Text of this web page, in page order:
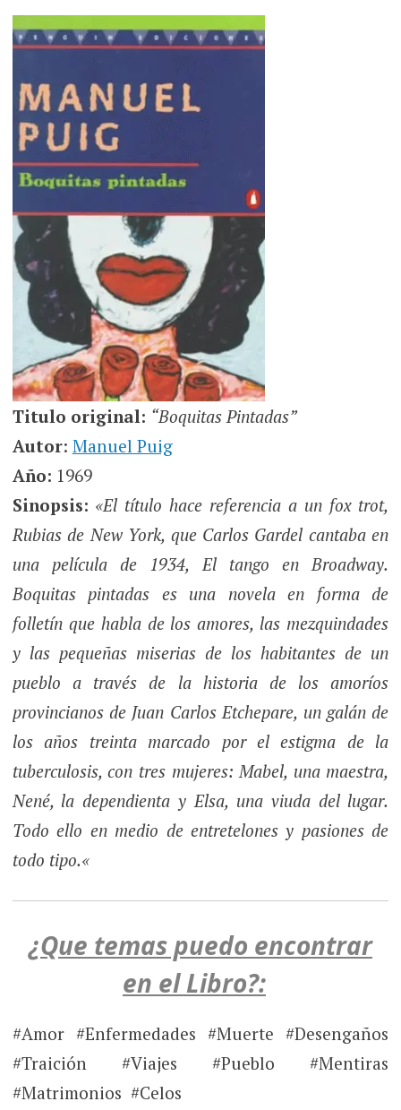
Titulo original: “Boquitas Pintadas”
Autor: Manuel Puig
Año: 1969
Sinopsis: «El título hace referencia a un fox trot,
Rubias de New York, que Carlos Gardel cantaba en
una película de 1934, El tango en Broadway.
Boquitas pintadas es una novela en forma de
folletín que habla de los amores, las mezquindades
y las pequeñas miserias de los habitantes de un
pueblo a través de la historia de los amoríos
provincianos de Juan Carlos Etchepare, un galán de
los años treinta marcado por el estigma de la
tuberculosis, con tres mujeres: Mabel, una maestra,
Nené, la dependienta y Elsa, una viuda del lugar.
Todo ello en medio de entretelones y pasiones de
todo tipo.«
¿Que temas puedo encontrar
en el Libro?:
#Amor #Enfermedades #Muerte #Desengaños
#Traición #Viajes #Pueblo #Mentiras
#Matrimonios #Celos